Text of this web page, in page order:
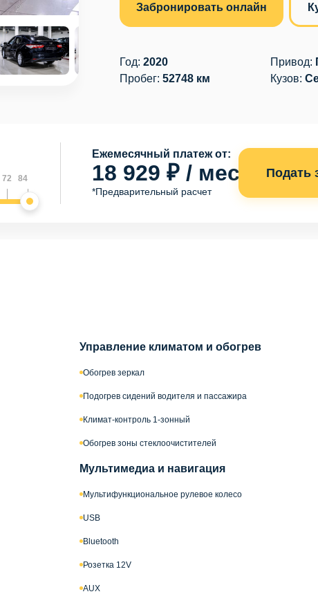
Забронировать онлайн
Год:2020
Пробег:52748 км
Привод:
Кузов:
72 84
Ежемесячный платеж от:
18 929 ₽ / мес
*Предварительный расчет
Подать
Управление климатом и обогрев
Обогрев зеркал
Подогрев сидений водителя и пассажира
Климат-контроль 1-зонный
Обогрев зоны стеклоочистителей
Мультимедиа и навигация
Мультифункциональное рулевое колесо
USB
Bluetooth
Розетка 12V
AUX